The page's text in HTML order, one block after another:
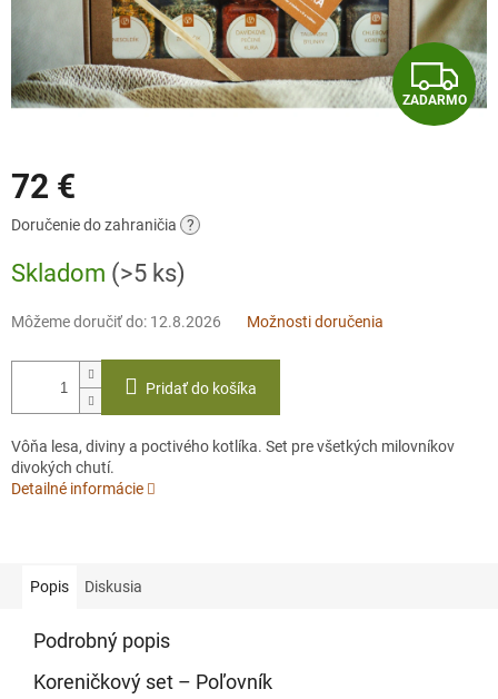
Z
A
ZADARMO
72 €
Jednotková
Doručenie do zahraničia ?
Skladom (>5 ks)
Môžeme doručiť do: 12.8.2026 Možnosti doručenia
Pridať do košíka
Vôňa lesa, diviny a poctivého kotlíka. Set pre všetkých milovníkov
divokých chutí.
Detailné informácie
Popis Diskusia
Podrobný popis
Koreničkový set – Poľovník